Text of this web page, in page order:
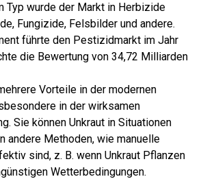
Typ wurde der Markt in Herbizide
, Fungizide, Felsbilder und andere.
führte den Pestizidmarkt im Jahr
die Bewertung von 34,72 Milliarden
Vorteile in der modernen
in der wirksamen
Sie können Unkraut in Situationen
andere Methoden, wie manuelle
sind, z. B. wenn Unkraut Pflanzen
Wetterbedingungen.